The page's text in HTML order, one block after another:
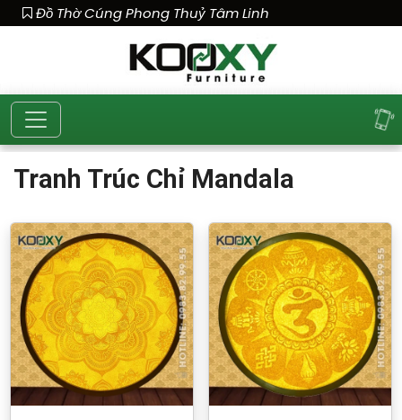
Đồ Thờ Cúng Phong Thuỷ Tâm Linh
Tranh Trúc Chỉ Mandala